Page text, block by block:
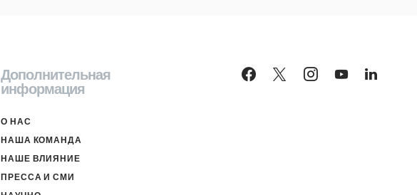
Дополнительная
информация
О НАС
НАША КОМАНДА
НАШЕ ВЛИЯНИЕ
ПРЕССА И СМИ